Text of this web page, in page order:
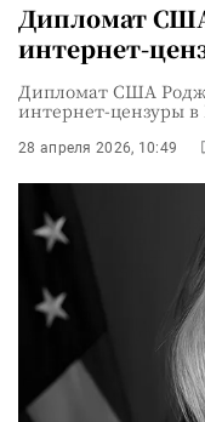
Дипломат
интернет-
Дипломат США
интернет-цензуры в
28 апреля 2026, 10:49